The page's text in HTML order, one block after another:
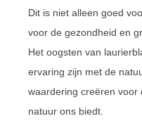
Dit is niet alleen goed
voor de gezondheid en
Het oogsten van
ervaring zijn met de
waardering creëren voor
natuur ons biedt.